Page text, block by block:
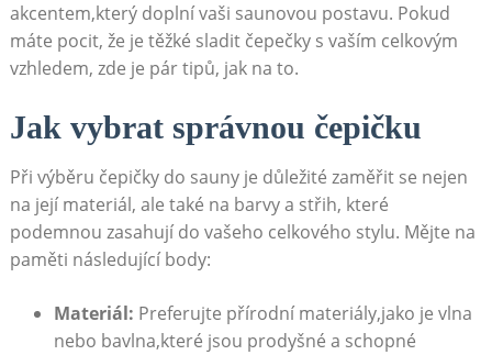
akcentem,který doplní vaši saunovou postavu. Pokud
máte pocit, že je těžké sladit čepečky s vaším celkovým
vzhledem, zde je pár tipů, jak na to.
Jak vybrat správnou čepičku
Při výběru čepičky do sauny je důležité zaměřit se nejen
na její materiál, ale také na barvy a střih, které
podemnou zasahují do vašeho celkového stylu. Mějte na
paměti následující body:
Materiál: Preferujte přírodní materiály,jako je vlna
nebo bavlna,které jsou prodyšné a schopné